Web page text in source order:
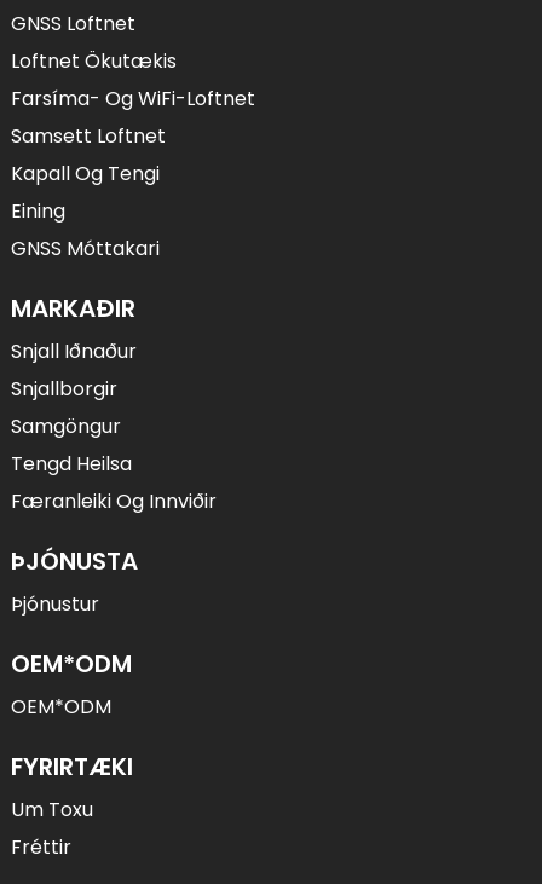
GNSS Loftnet
Loftnet Ökutækis
Farsíma- Og WiFi-Loftnet
Samsett Loftnet
Kapall Og Tengi
Eining
GNSS Móttakari
MARKAÐIR
Snjall Iðnaður
Snjallborgir
Samgöngur
Tengd Heilsa
Færanleiki Og Innviðir
ÞJÓNUSTA
Þjónustur
OEM*ODM
OEM*ODM
FYRIRTÆKI
Um Toxu
Fréttir